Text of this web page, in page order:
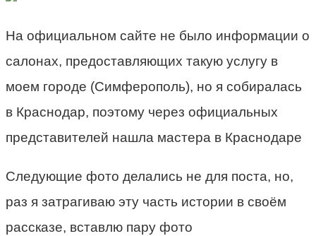
На официальном сайте не было информации о
салонах, предоставляющих такую услугу в
моем городе (Симферополь), но я собиралась
в Краснодар, поэтому через официальных
представителей нашла мастера в Краснодаре
Следующие фото делались не для поста, но,
раз я затрагиваю эту часть истории в своём
рассказе, вставлю пару фото